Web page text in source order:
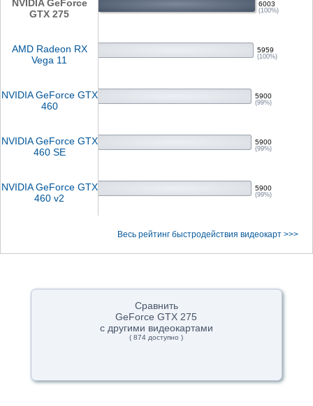
NVIDIA GeForce
GTX 275
6003
(100%)
AMD Radeon RX
Vega 11
5959
(100%)
NVIDIA GeForce GTX
460
5900
(99%)
NVIDIA GeForce GTX
460 SE
5900
(99%)
NVIDIA GeForce GTX
460 v2
5900
(99%)
Весь рейтинг быстродействия видеокарт >>>
Сравнить
GeForce GTX 275
с другими видеокартами
( 874 доступно )